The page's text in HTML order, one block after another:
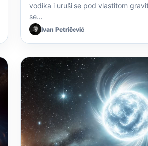
vodika i uruši se pod vlastitom
se…
Ivan Petričević